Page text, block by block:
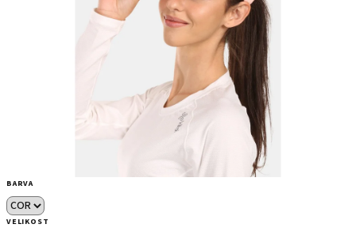
BARVA
VELIKOST
hvězdiček.